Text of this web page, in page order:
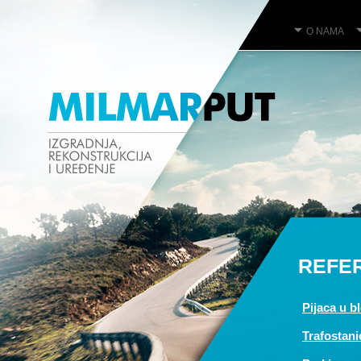
O NAMA
Pijaca u